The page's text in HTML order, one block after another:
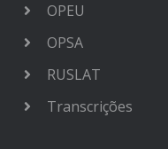
OPEU
OPSA
RUSLAT
Transcrições